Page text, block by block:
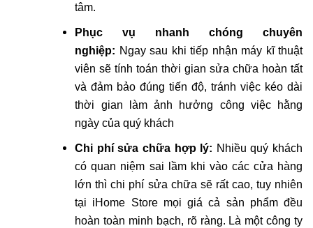
tâm.
Phục vụ nhanh chóng chuyên
nghiệp: Ngay sau khi tiếp nhận máy kĩ thuật
viên sẽ tính toán thời gian sửa chữa hoàn tất
và đảm bảo đúng tiến độ, tránh việc kéo dài
thời gian làm ảnh hưởng công việc hằng
ngày của quý khách
Chi phí sửa chữa hợp lý: Nhiều quý khách
có quan niệm sai lầm khi vào các cửa hàng
lớn thì chi phí sửa chữa sẽ rất cao, tuy nhiên
tại iHome Store mọi giá cả sản phẩm đều
hoàn toàn minh bạch, rõ ràng. Là một công ty